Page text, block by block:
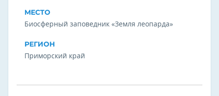
МЕСТО
Биосферный заповедник «Земля леопарда»
РЕГИОН
Приморский край